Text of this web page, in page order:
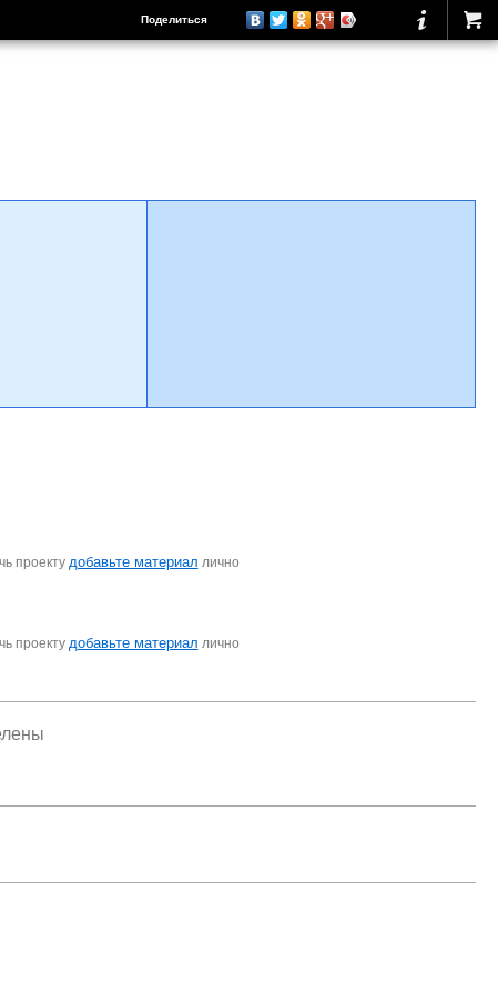
Поделиться
проекту добавьте материал лично
проекту добавьте материал лично